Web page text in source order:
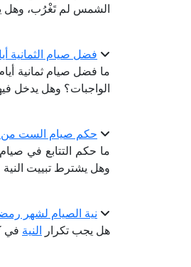
الشمس لم تَغْرُب، وهل
فضل صيام الثمانية
ما فضل صيام ثمانية
الواجبات؟ وهل يدخل
حكم صيام الست من
ما حكم التتابع في
وهل يشترط تبييت
نية الصيام لشهر
هل يجب تكرار النية في